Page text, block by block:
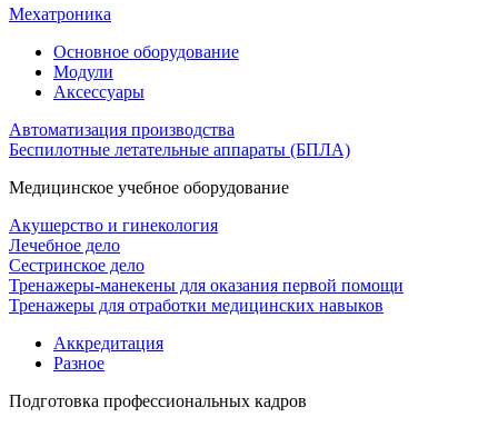
Мехатроника
Основное оборудование
Модули
Аксессуары
Автоматизация производства
Беспилотные летательные аппараты (БПЛА)
Медицинское учебное оборудование
Акушерство и гинекология
Лечебное дело
Сестринское дело
Тренажеры-манекены для оказания первой помощи
Тренажеры для отработки медицинских навыков
Аккредитация
Разное
Подготовка профессиональных кадров